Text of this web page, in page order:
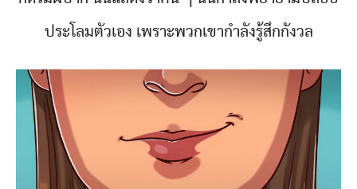
ประโลมตัวเอง เพราะพวกเขากำลังรู้สึกกังวล